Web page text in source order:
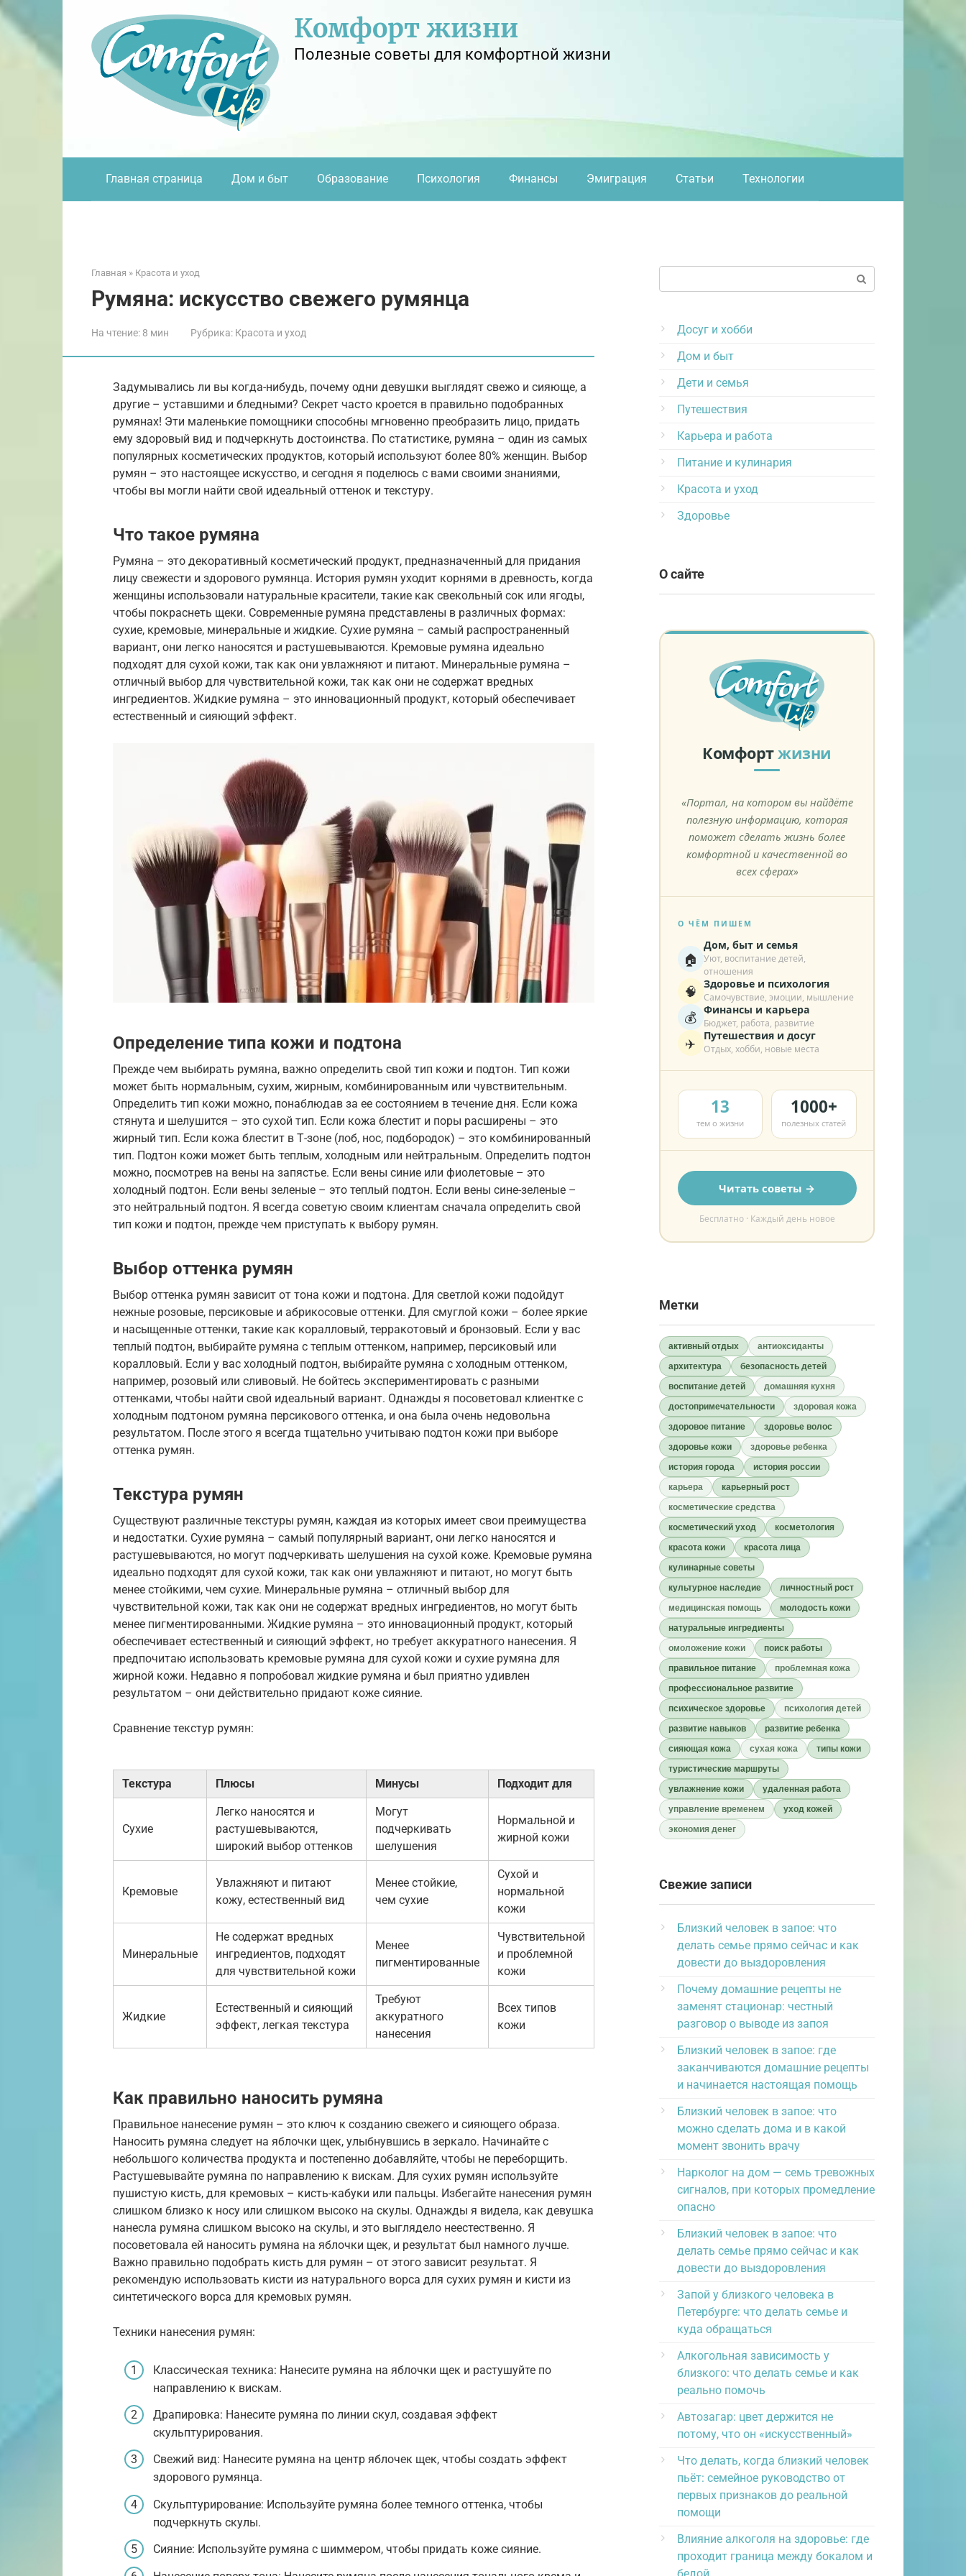
Перейти
контенту
Комфорт жизни
Полезные советы для комфортной жизни
Главная страница Дом и быт Образование Психология Финансы Эмиграция Статьи Технологии
Главная » Красота и уход
Румяна: искусство свежего румянца
На чтение: 8 мин Рубрика: Красота и уход
Задумывались ли вы когда-нибудь, почему одни девушки выглядят свежо и сияюще, а
другие – уставшими и бледными? Секрет часто кроется в правильно подобранных
румянах! Эти маленькие помощники способны мгновенно преобразить лицо, придать
ему здоровый вид и подчеркнуть достоинства. По статистике, румяна – один из самых
популярных косметических продуктов, который используют более 80% женщин. Выбор
румян – это настоящее искусство, и сегодня я поделюсь с вами своими знаниями,
чтобы вы могли найти свой идеальный оттенок и текстуру.
Что такое румяна
Румяна – это декоративный косметический продукт, предназначенный для придания
лицу свежести и здорового румянца. История румян уходит корнями в древность, когда
женщины использовали натуральные красители, такие как свекольный сок или ягоды,
чтобы покраснеть щеки. Современные румяна представлены в различных формах:
сухие, кремовые, минеральные и жидкие. Сухие румяна – самый распространенный
вариант, они легко наносятся и растушевываются. Кремовые румяна идеально
подходят для сухой кожи, так как они увлажняют и питают. Минеральные румяна –
отличный выбор для чувствительной кожи, так как они не содержат вредных
ингредиентов. Жидкие румяна – это инновационный продукт, который обеспечивает
естественный и сияющий эффект.
Определение типа кожи и подтона
Прежде чем выбирать румяна, важно определить свой тип кожи и подтон. Тип кожи
может быть нормальным, сухим, жирным, комбинированным или чувствительным.
Определить тип кожи можно, понаблюдав за ее состоянием в течение дня. Если кожа
стянута и шелушится – это сухой тип. Если кожа блестит и поры расширены – это
жирный тип. Если кожа блестит в Т-зоне (лоб, нос, подбородок) – это комбинированный
тип. Подтон кожи может быть теплым, холодным или нейтральным. Определить подтон
можно, посмотрев на вены на запястье. Если вены синие или фиолетовые – это
холодный подтон. Если вены зеленые – это теплый подтон. Если вены сине-зеленые –
это нейтральный подтон. Я всегда советую своим клиентам сначала определить свой
тип кожи и подтон, прежде чем приступать к выбору румян.
Выбор оттенка румян
Выбор оттенка румян зависит от тона кожи и подтона. Для светлой кожи подойдут
нежные розовые, персиковые и абрикосовые оттенки. Для смуглой кожи – более яркие
и насыщенные оттенки, такие как коралловый, терракотовый и бронзовый. Если у вас
теплый подтон, выбирайте румяна с теплым оттенком, например, персиковый или
коралловый. Если у вас холодный подтон, выбирайте румяна с холодным оттенком,
например, розовый или сливовый. Не бойтесь экспериментировать с разными
оттенками, чтобы найти свой идеальный вариант. Однажды я посоветовал клиентке с
холодным подтоном румяна персикового оттенка, и она была очень недовольна
результатом. После этого я всегда тщательно учитываю подтон кожи при выборе
оттенка румян.
Текстура румян
Существуют различные текстуры румян, каждая из которых имеет свои преимущества
и недостатки. Сухие румяна – самый популярный вариант, они легко наносятся и
растушевываются, но могут подчеркивать шелушения на сухой коже. Кремовые румяна
идеально подходят для сухой кожи, так как они увлажняют и питают, но могут быть
менее стойкими, чем сухие. Минеральные румяна – отличный выбор для
чувствительной кожи, так как они не содержат вредных ингредиентов, но могут быть
менее пигментированными. Жидкие румяна – это инновационный продукт, который
обеспечивает естественный и сияющий эффект, но требует аккуратного нанесения. Я
предпочитаю использовать кремовые румяна для сухой кожи и сухие румяна для
жирной кожи. Недавно я попробовал жидкие румяна и был приятно удивлен
результатом – они действительно придают коже сияние.
Сравнение текстур румян:
Текстура Плюсы Минусы Подходит для
Сухие
Легко наносятся и
растушевываются,
широкий выбор оттенков
Могут
подчеркивать
шелушения
Нормальной и
жирной кожи
Кремовые
Увлажняют и питают
кожу, естественный вид
Менее стойкие,
чем сухие
Сухой и
нормальной
кожи
Минеральные
Не содержат вредных
ингредиентов, подходят
для чувствительной кожи
Менее
пигментированные
Чувствительной
и проблемной
кожи
Жидкие
Естественный и сияющий
эффект, легкая текстура
Требуют
аккуратного
нанесения
Всех типов
кожи
Как правильно наносить румяна
Правильное нанесение румян – это ключ к созданию свежего и сияющего образа.
Наносить румяна следует на яблочки щек, улыбнувшись в зеркало. Начинайте с
небольшого количества продукта и постепенно добавляйте, чтобы не переборщить.
Растушевывайте румяна по направлению к вискам. Для сухих румян используйте
пушистую кисть, для кремовых – кисть-кабуки или пальцы. Избегайте нанесения румян
слишком близко к носу или слишком высоко на скулы. Однажды я видела, как девушка
нанесла румяна слишком высоко на скулы, и это выглядело неестественно. Я
посоветовала ей наносить румяна на яблочки щек, и результат был намного лучше.
Важно правильно подобрать кисть для румян – от этого зависит результат. Я
рекомендую использовать кисти из натурального ворса для сухих румян и кисти из
синтетического ворса для кремовых румян.
Техники нанесения румян:
Классическая техника: Нанесите румяна на яблочки щек и растушуйте по
направлению к вискам.
Драпировка: Нанесите румяна по линии скул, создавая эффект
скульптурирования.
Свежий вид: Нанесите румяна на центр яблочек щек, чтобы создать эффект
здорового румянца.
Скульптурирование: Используйте румяна более темного оттенка, чтобы
подчеркнуть скулы.
Сияние: Используйте румяна с шиммером, чтобы придать коже сияние.
Досуг и хобби
Дом и быт
Дети и семья
Путешествия
Карьера и работа
Питание и кулинария
Красота и уход
Здоровье
О сайте
Комфортжизни
«Портал, на котором вы найдёте
полезную информацию, которая
поможет сделать жизнь более
комфортной и качественной во
всех сферах»
О ЧЁМ ПИШЕМ
🏠
Дом, быт и семья
Уют, воспитание детей,
отношения
🧠 Здоровье и психология
Самочувствие, эмоции, мышление
💰 Финансы и карьера
Бюджет, работа, развитие
✈️ Путешествия и досуг
Отдых, хобби, новые места
13
тем о жизни
1000+
полезных статей
Читать советы →
Бесплатно · Каждый день новое
Метки
активный отдых
антиоксиданты
архитектура
безопасность детей
воспитание детей
домашняя кухня
достопримечательности
здоровая кожа
здоровое питание
здоровье волос
здоровье кожи
здоровье ребенка
история города
история россии
карьера
карьерный рост
косметические средства
косметический уход
косметология
красота кожи
красота лица
кулинарные советы
культурное наследие
личностный рост
медицинская помощь
молодость кожи
натуральные ингредиенты
омоложение кожи
поиск работы
правильное питание
проблемная кожа
профессиональное развитие
психическое здоровье
психология детей
развитие навыков
развитие ребенка
сияющая кожа
сухая кожа
типы кожи
туристические маршруты
увлажнение кожи
удаленная работа
управление временем
уход кожей
экономия денег
Свежие записи
Близкий человек в запое: что
делать семье прямо сейчас и как
довести до выздоровления
Почему домашние рецепты не
заменят стационар: честный
разговор о выводе из запоя
Близкий человек в запое: где
заканчиваются домашние рецепты
и начинается настоящая помощь
Близкий человек в запое: что
можно сделать дома и в какой
момент звонить врачу
Нарколог на дом — семь тревожных
сигналов, при которых промедление
опасно
Близкий человек в запое: что
делать семье прямо сейчас и как
довести до выздоровления
Запой у близкого человека в
Петербурге: что делать семье и
куда обращаться
Алкогольная зависимость у
близкого: что делать семье и как
реально помочь
Автозагар: цвет держится не
потому, что он «искусственный»
Что делать, когда близкий человек
пьёт: семейное руководство от
первых признаков до реальной
помощи
Влияние алкоголя на здоровье: где
проходит граница между бокалом и